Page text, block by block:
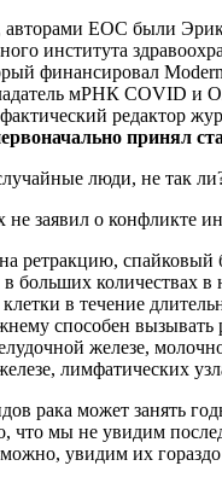
авторами EOC были
института
финансировал
мРНК COVID и
редактор
принял
люди, не так
заявил о конфликте
ретракцию, спайковый
больших количествах в
клетки в течение
способен вызывать
железе,
лимфатических
рака может занять
что мы не увидим
увидим их